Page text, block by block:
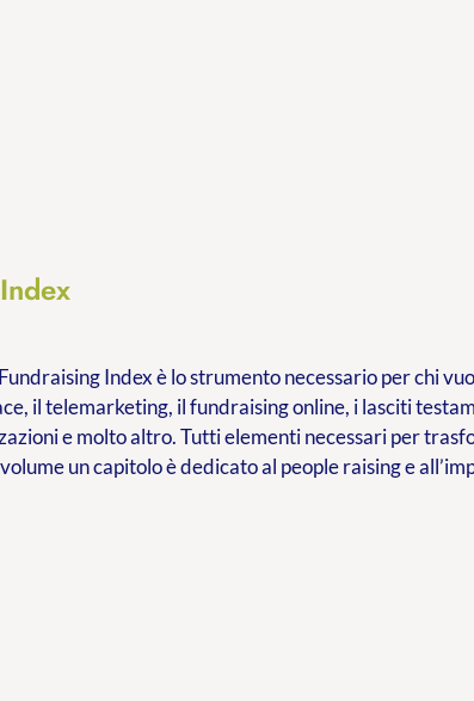
Fundraising Index è lo strumento necessario per chi
il telemarketing, il fundraising online, i lasciti
e molto altro. Tutti elementi necessari per
un capitolo è dedicato al people raising e